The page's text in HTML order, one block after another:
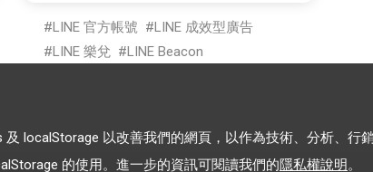
LINE 官方帳號
LINE 成效型廣告
LINE 樂兌
LINE Beacon
localStorage 以改善我們的網頁，以作為技術、分析、行
的使用。進一步的資訊可閱讀我們的隱私權說明。